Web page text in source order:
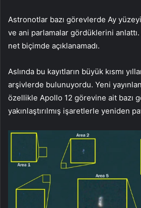
Astronotlar bazı görevlerde Ay
ve ani parlamalar gördüklerini
net biçimde açıklanamadı.
Aslında bu kayıtların büyük kısmı
arşivlerde bulunuyordu. Yeni
özellikle Apollo 12 görevine ait bazı
yakınlaştırılmış işaretlerle yeniden